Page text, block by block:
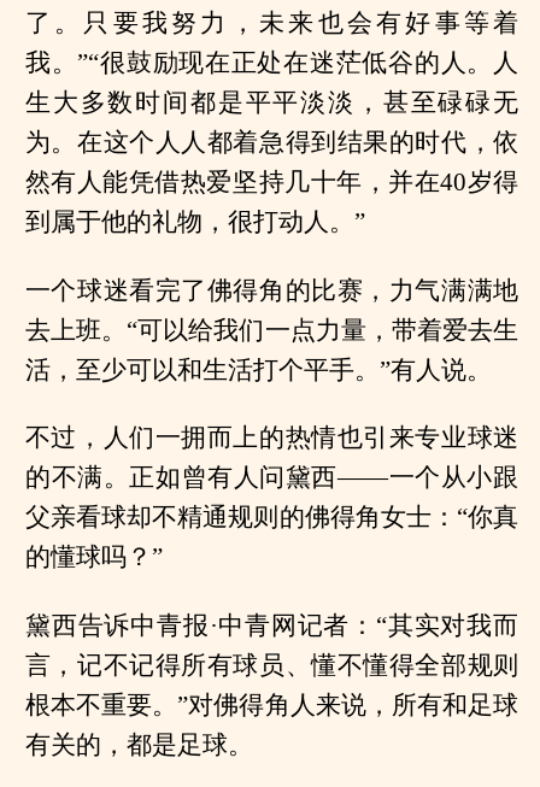
了。只要我努力，未来也会有好事等着
我。”“很鼓励现在正处在迷茫低谷的人。人
生大多数时间都是平平淡淡，甚至碌碌无
为。在这个人人都着急得到结果的时代，依
然有人能凭借热爱坚持几十年，并在40岁得
到属于他的礼物，很打动人。”
一个球迷看完了佛得角的比赛，力气满满地
去上班。“可以给我们一点力量，带着爱去生
活，至少可以和生活打个平手。”有人说。
不过，人们一拥而上的热情也引来专业球迷
的不满。正如曾有人问黛西——一个从小跟
父亲看球却不精通规则的佛得角女士：“你真
的懂球吗？”
黛西告诉中青报·中青网记者：“其实对我而
言，记不记得所有球员、懂不懂得全部规则
根本不重要。”对佛得角人来说，所有和足球
有关的，都是足球。